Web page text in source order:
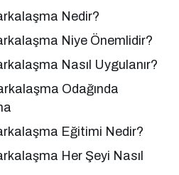
Nedir?
Niye Önemlidir?
Nasıl Uygulanır?
Odağında
Eğitimi Nedir?
Her Şeyi Nasıl